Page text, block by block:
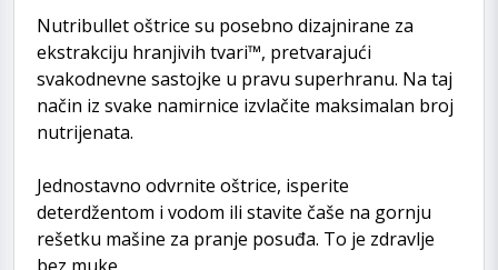
Nutribullet oštrice su posebno dizajnirane za
ekstrakciju hranjivih tvari™, pretvarajući
svakodnevne sastojke u pravu superhranu. Na taj
način iz svake namirnice izvlačite maksimalan broj
nutrijenata.
Jednostavno odvrnite oštrice, isperite
deterdžentom i vodom ili stavite čaše na gornju
rešetku mašine za pranje posuđa. To je zdravlje
bez muke.